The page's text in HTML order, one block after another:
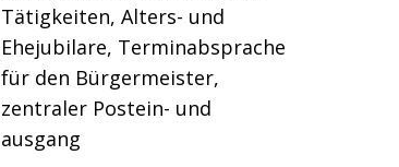
Tätigkeiten, Alters- und
Ehejubilare, Terminabsprache
für den Bürgermeister,
zentraler Postein- und
ausgang